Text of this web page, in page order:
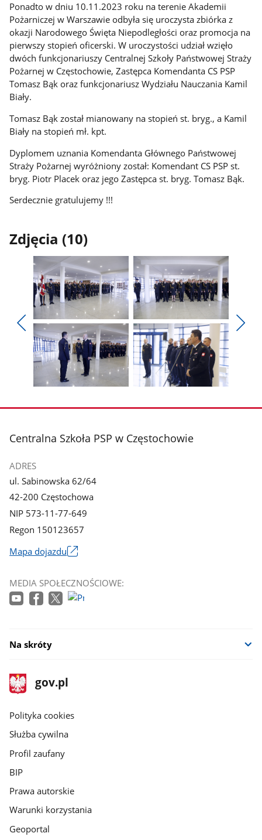
Ponadto w dniu 10.11.2023 roku na terenie Akademii
Pożarniczej w Warszawie odbyła się uroczysta zbiórka z
okazji Narodowego Święta Niepodległości oraz promocja na
pierwszy stopień oficerski. W uroczystości udział wzięło
dwóch funkcjonariuszy Centralnej Szkoły Państwowej Straży
Pożarnej w Częstochowie, Zastępca Komendanta CS PSP
Tomasz Bąk oraz funkcjonariusz Wydziału Nauczania Kamil
Biały.
Tomasz Bąk został mianowany na stopień st. bryg., a Kamil
Biały na stopień mł. kpt.
Dyplomem uznania Komendanta Głównego Państwowej
Straży Pożarnej wyróżniony został: Komendant CS PSP st.
bryg. Piotr Placek oraz jego Zastępca st. bryg. Tomasz Bąk.
Serdecznie gratulujemy !!!
Zdjęcia (10)
Pokaż
poprzednie
zdjęcia
Pokaż
zdjęcie
1
z
galerii.
Pokaż
zdjęcie
2
z
galerii.
zdjęcie
galerii.
zdjęcie
galerii.
stopka
Centralna Szkoła PSP w Częstochowie
ADRES
ul. Sabinowska 62/64
42-200 Częstochowa
NIP 573-11-77-649
Regon 150123657
Mapa dojazdu
się
w
MEDIA SPOŁECZNOŚCIOWE:
Na skróty
stopka
gov.pl
Strona
gov.pl
gov.pl
Polityka cookies
Służba cywilna
Profil zaufany
BIP
Prawa autorskie
Warunki korzystania
Geoportal